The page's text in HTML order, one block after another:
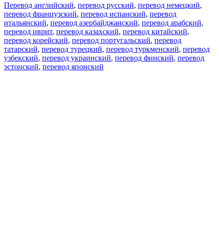
Перевод английский, перевод русский, перевод немецкий,
перевод французский, перевод испанский, перевод
итальянский, перевод азербайджанский, перевод арабский,
перевод иврит, перевод казахский, перевод китайский,
перевод корейский, перевод португальский, перевод
татарский, перевод турецкий, перевод туркменский, перевод
узбекский, перевод украинский, перевод финский, перевод
эстонский, перевод японский